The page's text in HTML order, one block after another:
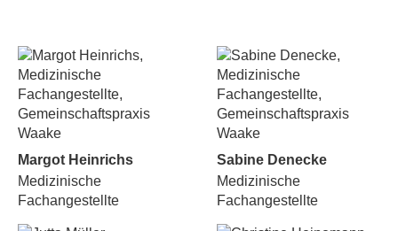
Margot Heinrichs
Medizinische
Fachangestellte
Sabine Denecke
Medizinische
Fachangestellte